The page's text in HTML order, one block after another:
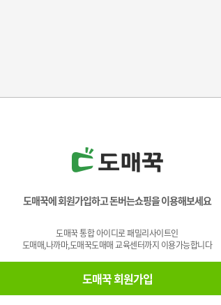
도매꾹에 회원가입하고 돈버는쇼핑을 이용해보세요
도매꾹 통합 아이디로 패밀리사이트인
도매매,나까마,도매꾹도매매 교육센터까지 이용가능합니다
도매꾹 회원가입